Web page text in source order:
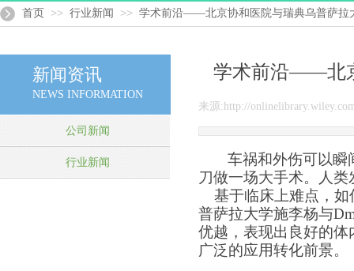
首页 >> 行业新闻 >> 学术前沿——北京协和医院与瑞典乌普萨拉
学术前沿——北
来源: http://
车祸和外伤可以瞬
刀做一场大手术。人
基于临床上难点，如
普萨拉大学施李杨与
优越，表现出良好的
广泛的应用转化前景。
新闻资讯
NEWS INFORMATION
公司新闻
行业新闻